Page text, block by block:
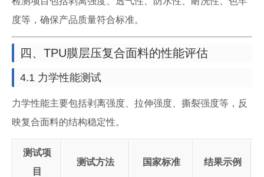
度等，确保产品质量符合标准。
四、TPU膜层压复合面料的性能评估
4.1 力学性能测试
力学性能主要包括剥离强度、拉伸强度、撕裂强度等，反
映复合面料的结构稳定性。
测试项
目
测试方法 国家标准 结果示例